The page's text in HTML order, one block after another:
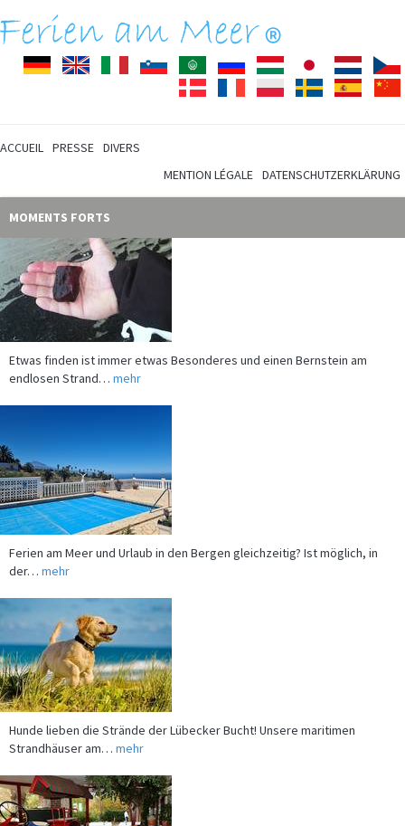
DeutschEnglish ItalianoSlovenščinaArabischPусскийMagyar Japanisch
Dansk
FrançaisPolski SvenskaEspañol
ACCUEIL PRESSE DIVERS
MENTION LÉGALE DATENSCHUTZERKLÄRUNG
MOMENTS FORTS
Etwas finden ist immer etwas Besonderes und einen Bernstein am
endlosen Strand…mehr
Ferien am Meer und Urlaub in den Bergen gleichzeitig? Ist möglich, in
der…mehr
Hunde lieben die Strände der Lübecker Bucht! Unsere maritimen
Strandhäuser am…mehr